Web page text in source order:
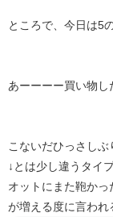
ところで、今日は5
あーーーー買い物し
こないだひっさしぶ
↓とは少し違うタイ
オットにまた鞄か
が増える度に言われ